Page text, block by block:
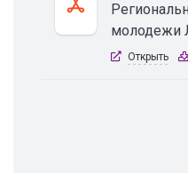
молодежи
Открыть